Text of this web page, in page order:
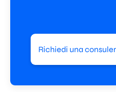
Richiedi una